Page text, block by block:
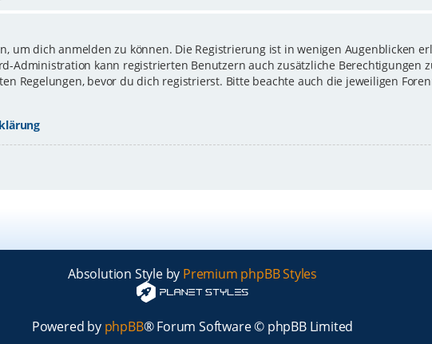
um dich anmelden zu können. Die Registrierung ist in wenigen Augenblicken
Administration kann registrierten Benutzern auch zusätzliche Berechtigungen
Regelungen, bevor du dich registrierst. Bitte beachte auch die jeweiligen
Absolution Style by Premium phpBB Styles
Powered by phpBB® Forum Software © phpBB Limited